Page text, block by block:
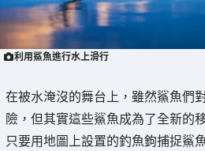
利用鯊魚進行水上滑行
在被水淹沒的舞台上，雖然鯊魚們
險，但其實這些鯊魚成為了全新的
只要用地圖上設置的釣魚鉤捕捉鯊